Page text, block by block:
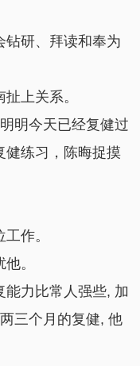
钻研、拜读和奉为
上关系。
明今天已经复健过
健练习，陈晦捉摸
作。
。
能力比常人强些, 加
三个月的复健, 他